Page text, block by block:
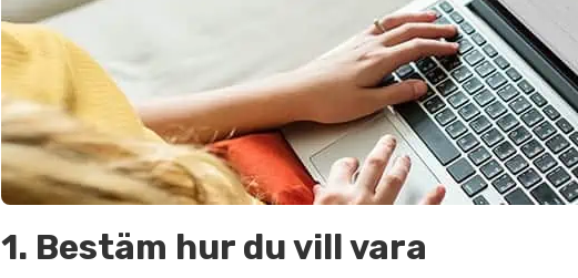
1. Bestäm hur du vill vara